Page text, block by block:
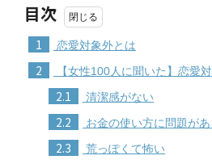
目次
1 恋愛対象外とは
2 【女性100人に聞いた】恋愛
2.1 清潔感がない
2.2 お金の使い方に問題があ
2.3 荒っぽくて怖い